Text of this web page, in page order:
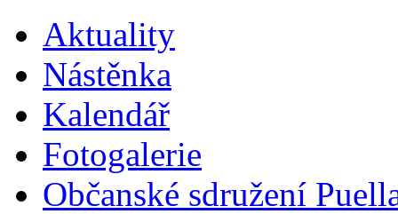
Aktuality
Nástěnka
Kalendář
Fotogalerie
Občanské sdružení